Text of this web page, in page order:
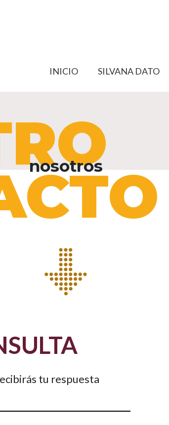
INICIO SILVANA DATO
nosotros
tu respuesta